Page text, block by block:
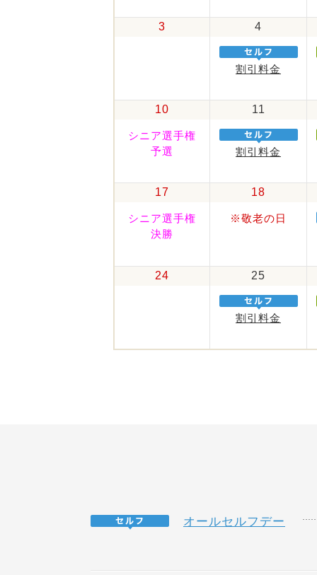
3 4
割引料金
10
シニア選手権
予選
11
割引料金
17
シニア選手権
決勝
18
※敬老の日
24 25
割引料金
オールセルフデー